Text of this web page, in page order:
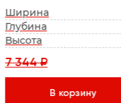
Ширина
Глубина
Высота
7 344 ₽
В корзину